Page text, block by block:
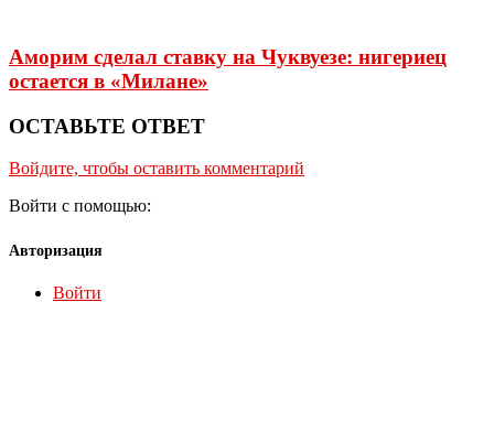
Аморим сделал ставку на Чуквуезе: нигериец
остается в «Милане»
ОСТАВЬТЕ ОТВЕТ
Войдите, чтобы оставить комментарий
Войти с помощью:
Авторизация
Войти